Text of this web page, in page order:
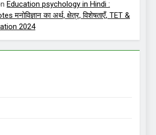
Education psychology in Hindi :
मनोविज्ञान का अर्थ, क्षेत्र, विशेषताएँ, TET &
2024